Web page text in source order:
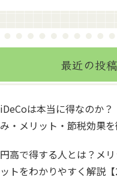
最近の投稿
iDeCoは本当に得なのか？
み・メリット・節税効果
円高で得する人とは？メ
ットをわかりやすく解説